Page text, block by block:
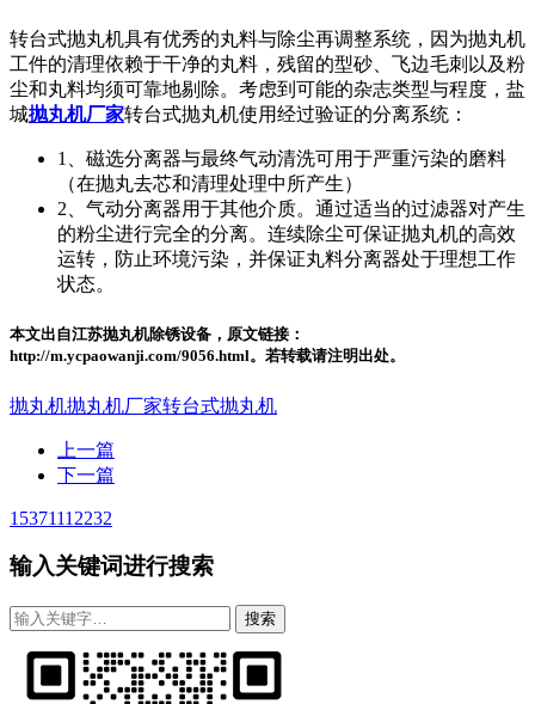
转台式抛丸机具有优秀的丸料与除尘再调整系统，因为抛丸机
工件的清理依赖于干净的丸料，残留的型砂、飞边毛刺以及粉
尘和丸料均须可靠地剔除。考虑到可能的杂志类型与程度，盐
城抛丸机厂家转台式抛丸机使用经过验证的分离系统：
1、磁选分离器与最终气动清洗可用于严重污染的磨料
（在抛丸去芯和清理处理中所产生）
2、气动分离器用于其他介质。通过适当的过滤器对产生
的粉尘进行完全的分离。连续除尘可保证抛丸机的高效
运转，防止环境污染，并保证丸料分离器处于理想工作
状态。
本文出自江苏抛丸机除锈设备，原文链接：
http://m.ycpaowanji.com/9056.html。若转载请注明出处。
抛丸机抛丸机厂家转台式抛丸机
上一篇
下一篇
15371112232
输入关键词进行搜索